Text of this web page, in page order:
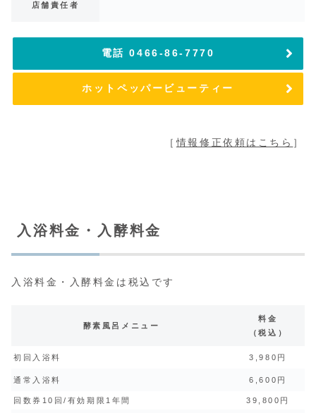
店舗責任者
電話 0466-86-7770
ホットペッパービューティー
［情報修正依頼はこちら ］
入浴料金・入酵料金
入浴料金・入酵料金は税込です
酵素風呂メニュー
料金
（税込）
初回入浴料 3,980円
通常入浴料 6,600円
回数券10回/有効期限1年間 39,800円